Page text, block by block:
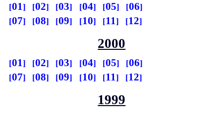
01 02 03 04 05
06
07
08 09 10 11 12
2000
01 02 03 04 05
06
07
08 09 10 11 12
1999